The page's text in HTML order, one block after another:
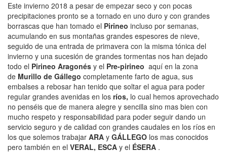
Este invierno 2018 a pesar de empezar seco y con pocas
precipitaciones pronto se a tornado en uno duro y con grandes
borrascas que han tomado el Pirineo incluso por semanas,
acumulando en sus montañas grandes espesores de nieve,
seguido de una entrada de primavera con la misma tónica del
invierno y una sucesión de grandes tormentas nos han dejado
todo el Pirineo Aragonés y el Pre-pirineo aquí en la zona
de Murillo de Gállego completamente farto de agua, sus
embalses a rebosar han tenido que soltar el agua para poder
regular grandes avenidas en los ríos, lo cual hemos aprovechado
no penséis que de manera alegre y sencilla sino mas bien con
mucho respeto y responsabilidad para poder seguir dando un
servicio seguro y de calidad con grandes caudales en los ríos en
los que solemos trabajar ARA y GÁLLEGO los mas conocidos
pero también en el VERAL, ESCA y el ÉSERA .